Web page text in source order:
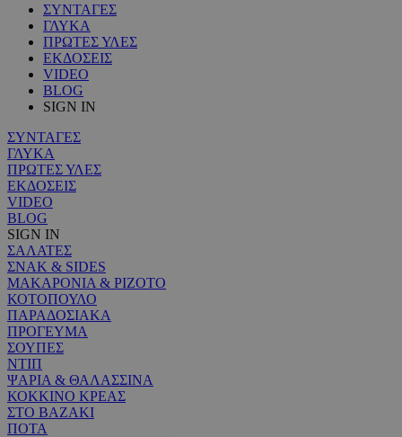
ΣΥΝΤΑΓΕΣ
ΓΛΥΚΑ
ΠΡΩΤΕΣ ΥΛΕΣ
ΕΚΔΟΣΕΙΣ
VIDEO
BLOG
SIGN IN
ΣΥΝΤΑΓΕΣ
ΓΛΥΚΑ
ΠΡΩΤΕΣ ΥΛΕΣ
ΕΚΔΟΣΕΙΣ
VIDEO
BLOG
SIGN IN
ΣΑΛΑΤΕΣ
ΣΝΑΚ & SIDES
ΜΑΚΑΡΟΝΙΑ & ΡΙΖΟΤΟ
ΚΟΤΟΠΟΥΛΟ
ΠΑΡΑΔΟΣΙΑΚΑ
ΠΡΟΓΕΥΜΑ
ΣΟΥΠΕΣ
ΝΤΙΠ
ΨΑΡΙΑ & ΘΑΛΑΣΣΙΝΑ
ΚΟΚΚΙΝΟ ΚΡΕΑΣ
ΣΤΟ ΒΑΖΑΚΙ
ΠΟΤΑ